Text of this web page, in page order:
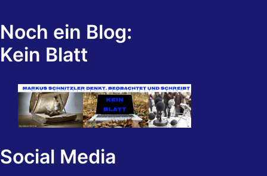
Noch ein Blog:
Kein Blatt
Social Media